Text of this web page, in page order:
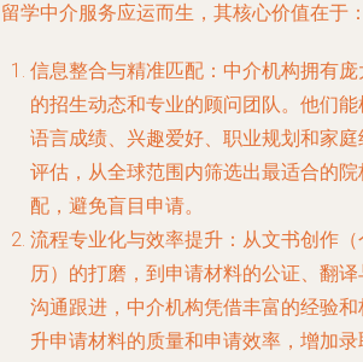
学中介服务应运而生，其核心价值在于：
信息整合与精准匹配 ：中介机构拥有
的招生动态和专业的顾问团队。他们
语言成绩、兴趣爱好、职业规划和家
评估，从全球范围内筛选出最适合的
配，避免盲目申请。
流程专业化与效率提升 ：从文书创作
历）的打磨，到申请材料的公证、翻
沟通跟进，中介机构凭借丰富的经验
升申请材料的质量和申请效率，增加录